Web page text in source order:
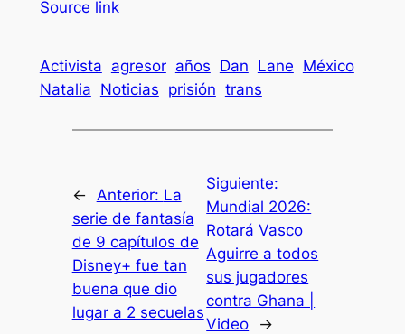
Source link
Activista agresor años Dan Lane México
Natalia Noticias prisión trans
← Anterior: La
serie de fantasía
de 9 capítulos de
Disney+ fue tan
buena que dio
lugar a 2 secuelas
Siguiente:
Mundial 2026:
Rotará Vasco
Aguirre a todos
sus jugadores
contra Ghana |
Video
→